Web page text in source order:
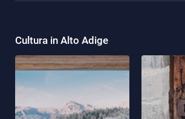
Cultura in Alto Adige